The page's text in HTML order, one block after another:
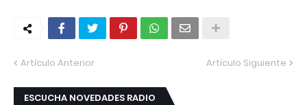
Artículo Anterior Artículo Siguiente
ESCUCHA NOVEDADES RADIO